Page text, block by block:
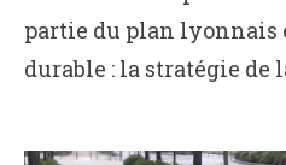
partie du plan lyonnais
durable : la stratégie de